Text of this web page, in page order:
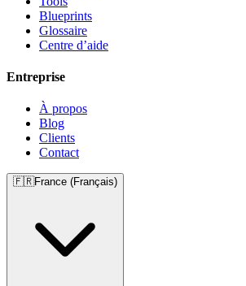
Blueprints
Glossaire
Centre d’aide
Entreprise
À propos
Blog
Clients
Contact
🇫🇷France (Français)